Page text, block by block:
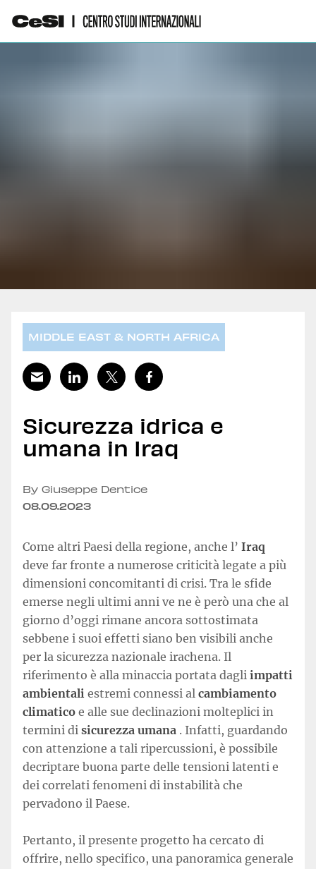
MIDDLE EAST & NORTH AFRICA
Sicurezza idrica e
umana in Iraq
By Giuseppe Dentice
08.09.2023
Come altri Paesi della regione, anche l’ Iraq
deve far fronte a numerose criticità legate a più
dimensioni concomitanti di crisi. Tra le sfide
emerse negli ultimi anni ve ne è però una che al
giorno d’oggi rimane ancora sottostimata
sebbene i suoi effetti siano ben visibili anche
per la sicurezza nazionale irachena. Il
riferimento è alla minaccia portata dagli impatti
ambientali estremi connessi al cambiamento
climatico e alle sue declinazioni molteplici in
termini di sicurezza umana . Infatti, guardando
con attenzione a tali ripercussioni, è possibile
decriptare buona parte delle tensioni latenti e
dei correlati fenomeni di instabilità che
pervadono il Paese.
Pertanto, il presente progetto ha cercato di
offrire, nello specifico, una panoramica generale